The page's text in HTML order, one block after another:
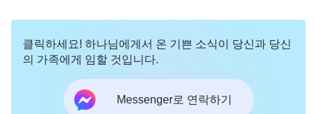
클릭하세요! 하나님에게서 온 기쁜 소식이 당신과 당신
의 가족에게 임할 것입니다.
Messenger로 연락하기